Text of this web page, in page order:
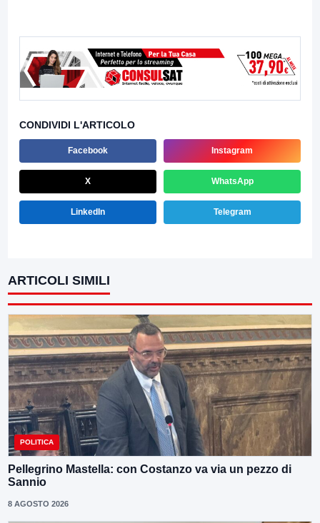
CONDIVIDI L'ARTICOLO
Facebook Instagram
X WhatsApp
LinkedIn Telegram
ARTICOLI SIMILI
POLITICA
Pellegrino Mastella: con Costanzo va via un pezzo di
Sannio
8 AGOSTO 2026